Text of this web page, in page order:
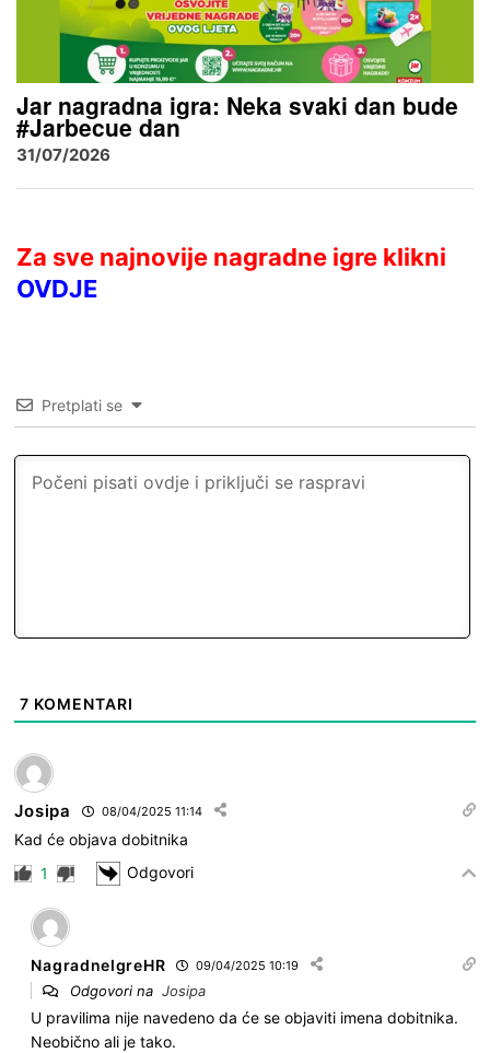
Jar nagradna igra: Neka svaki dan bude
#Jarbecue dan
31/07/2026
Za sve najnovije nagradne igre klikni
OVDJE
Pretplati se
7 KOMENTARI
Josipa 08/04/2025 11:14
Kad će objava dobitnika
1
Odgovori
NagradneIgreHR 09/04/2025 10:19
Odgovori naJosipa
U pravilima nije navedeno da će se objaviti imena dobitnika.
Neobično ali je tako.